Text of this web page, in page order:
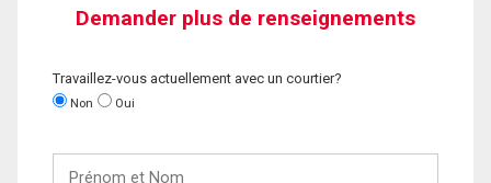
Demander plus de renseignements
Travaillez-vous actuellement avec un courtier?
Non Oui